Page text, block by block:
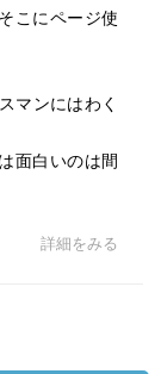
こにページ使
マンにはわく
面白いのは間
詳細をみる